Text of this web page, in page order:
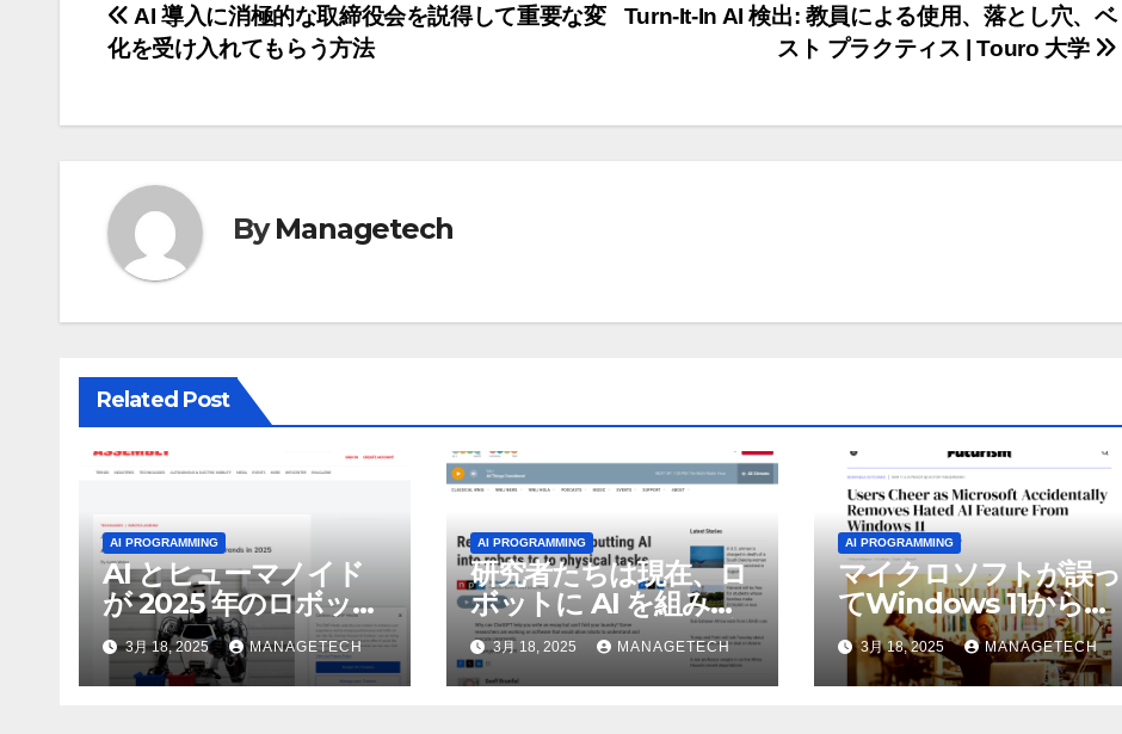
投
稿
ナ
ゲ
ー
シ
ョ
ン
Turn-It-In AI 検出: 教員による使用、落とし穴、ベ
スト プラクティス | Touro 大学
AI 導入に消極的な取締役会を説得して重要な変
化を受け入れてもらう方法
ByManagetech
Related Post
AI PROGRAMMING
AI とヒューマノイド
が 2025 年のロボット
のトップトレンドに |
ASSEMBLY
3月 18, 2025 MANAGETECH
AI PROGRAMMING
研究者たちは現在、ロ
ボットに AI を組み込
んで物理的な作業を実
行させている | ノーザ
ン パブリック ラジオ:
3月 18, 2025 MANAGETECH
AI PROGRAMMING
マイクロソフトが誤っ
てWindows 11から嫌
われているAI機能を削
除したことにユーザー
が歓喜
3月 18, 2025 MANAGETECH